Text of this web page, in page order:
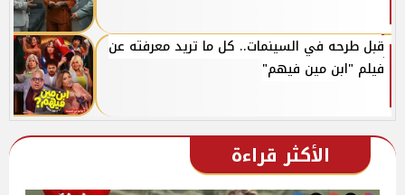
قبل طرحه في السينمات.. كل ما تريد معرفته عن
فيلم "ابن مين فيهم"
الأكثر قراءة